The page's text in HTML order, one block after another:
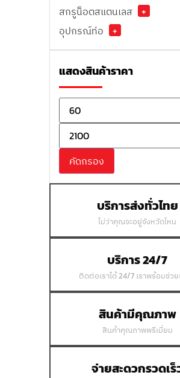
สกรูน็อตสแตนเลส
+
อุปกรณ์ท่อ
+
แสดงสินค้าราคา
คัดกรอง
บริการส่งทั่วไทย
ไม่ว่าคุณจะอยู่จังหวัดไหน
บริการ 24/7
ติดต่อเราได้ 24/7 เราพร้อมช่ว
สินค้ามีคุณภาพ
สินค้าคุณภาพพรีเมี่ยม
จ่ายสะดวกรวดเร็